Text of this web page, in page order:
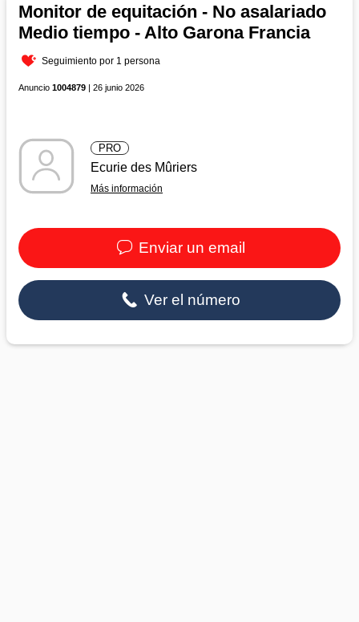
Monitor de equitación - No asalariado
Medio tiempo - Alto Garona Francia
Seguimiento por 1 persona
Anuncio 1004879 | 26 junio 2026
PRO
Ecurie des Mûriers
Más información
Enviar un email
Ver el número